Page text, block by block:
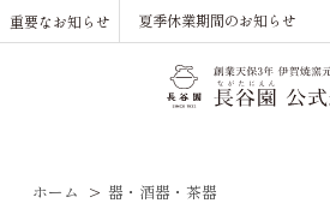
重要なお知らせ 夏季休業期間のお知らせ
ホーム > 器・酒器・茶器